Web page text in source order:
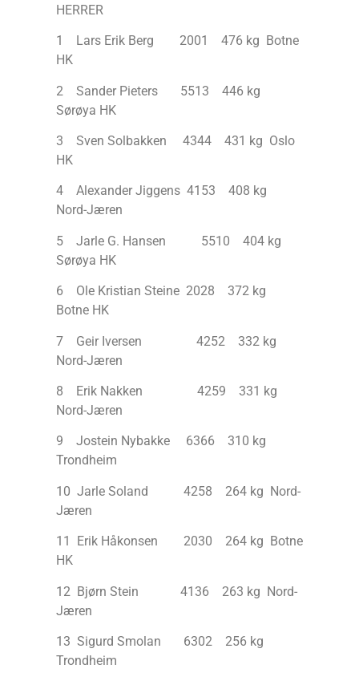
HERRER
1 Lars Erik Berg 2001 476 kg Botne
HK
2 Sander Pieters 5513 446 kg
Sørøya HK
3 Sven Solbakken 4344 431 kg Oslo
HK
4 Alexander Jiggens 4153 408 kg
Nord-Jæren
5 Jarle G. Hansen 5510 404 kg
Sørøya HK
6 Ole Kristian Steine 2028 372 kg
Botne HK
7 Geir Iversen 4252 332 kg
Nord-Jæren
8 Erik Nakken 4259 331 kg
Nord-Jæren
9 Jostein Nybakke 6366 310 kg
Trondheim
10 Jarle Soland 4258 264 kg Nord-
Jæren
11 Erik Håkonsen 2030 264 kg Botne
HK
12 Bjørn Stein 4136 263 kg Nord-
Jæren
13 Sigurd Smolan 6302 256 kg
Trondheim